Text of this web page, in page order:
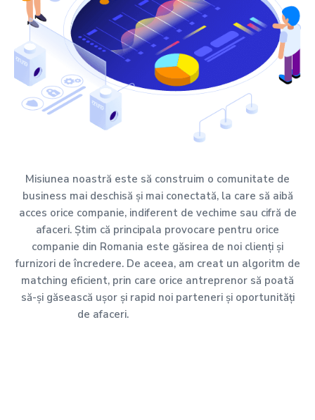
Misiunea noastră este să construim o comunitate de
business mai deschisă și mai conectată, la care să aibă
acces orice companie, indiferent de vechime sau cifră de
afaceri. Știm că principala provocare pentru orice
companie din Romania este găsirea de noi clienți și
furnizori de încredere. De aceea, am creat un algoritm de
matching eficient, prin care orice antreprenor să poată
să-și găsească ușor și rapid noi parteneri și oportunități
de afaceri.